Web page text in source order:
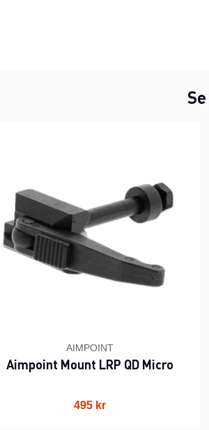
AIMPOINT
Aimpoint Mount LRP QD Micro
495 kr